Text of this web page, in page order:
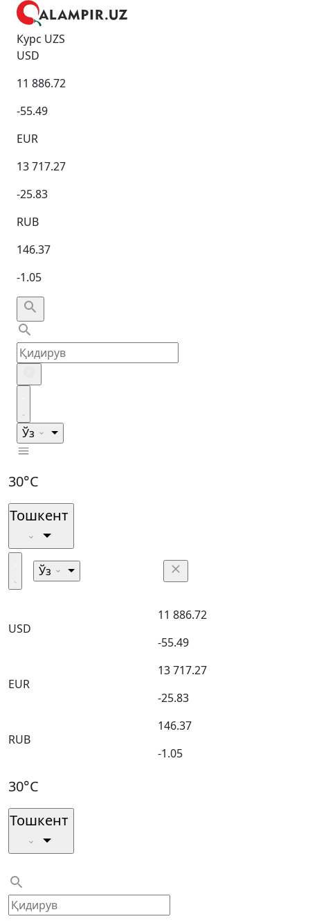
Курс UZS
USD
11 886.72
-55.49
EUR
13 717.27
-25.83
RUB
146.37
-1.05
Ўз
30°C
Тошкент
Ўз
USD
11 886.72
-55.49
EUR
13 717.27
-25.83
RUB
146.37
-1.05
30°C
Тошкент